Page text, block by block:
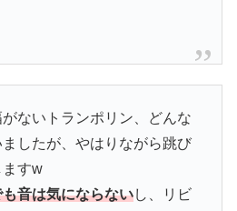
ないトランポリン、どんな
したが、やはりながら跳び
すw
音は気にならないし、リビ